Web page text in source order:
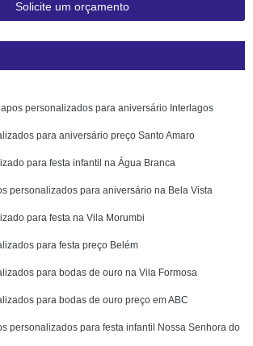
Solicite um orçamento
personalizados para aniversário Interlagos
para aniversário preço Santo Amaro
para festa infantil na Água Branca
personalizados para aniversário na Bela Vista
para festa na Vila Morumbi
para festa preço Belém
para bodas de ouro na Vila Formosa
para bodas de ouro preço em ABC
personalizados para festa infantil Nossa Senhora do